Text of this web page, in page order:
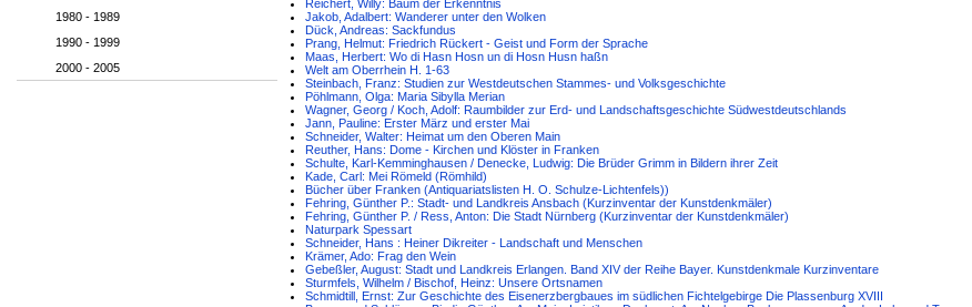
Reichert, Willy: Baum der Erkenntnis
Jakob, Adalbert: Wanderer unter den Wolken
Dück, Andreas: Sackfundus
Prang, Helmut: Friedrich Rückert - Geist und Form der Sprache
Maas, Herbert: Wo di Hasn Hosn un di Hosn Husn haßn
Welt am Oberrhein H. 1-63
Steinbach, Franz: Studien zur Westdeutschen Stammes- und Volksgeschichte
Pöhlmann, Olga: Maria Sibylla Merian
Wagner, Georg / Koch, Adolf: Raumbilder zur Erd- und Landschaftsgeschichte Südwestdeutschlands
Jann, Pauline: Erster März und erster Mai
Schneider, Walter: Heimat um den Oberen Main
Reuther, Hans: Dome - Kirchen und Klöster in Franken
Schulte, Karl-Kemminghausen / Denecke, Ludwig: Die Brüder Grimm in Bildern ihrer Zeit
Kade, Carl: Mei Römeld (Römhild)
Bücher über Franken (Antiquariatslisten H. O. Schulze-Lichtenfels))
Fehring, Günther P.: Stadt- und Landkreis Ansbach (Kurzinventar der Kunstdenkmäler)
Fehring, Günther P. / Ress, Anton: Die Stadt Nürnberg (Kurzinventar der Kunstdenkmäler)
Naturpark Spessart
Schneider, Hans : Heiner Dikreiter - Landschaft und Menschen
Krämer, Ado: Frag den Wein
Gebeßler, August: Stadt und Landkreis Erlangen. Band XIV der Reihe Bayer. Kunstdenkmale Kurzinventare
Sturmfels, Wilhelm / Bischof, Heinz: Unsere Ortsnamen
Schmidtill, Ernst: Zur Geschichte des Eisenerzbergbaues im südlichen Fichtelgebirge Die Plassenburg XVIII
1980 - 1989
1990 - 1999
2000 - 2005